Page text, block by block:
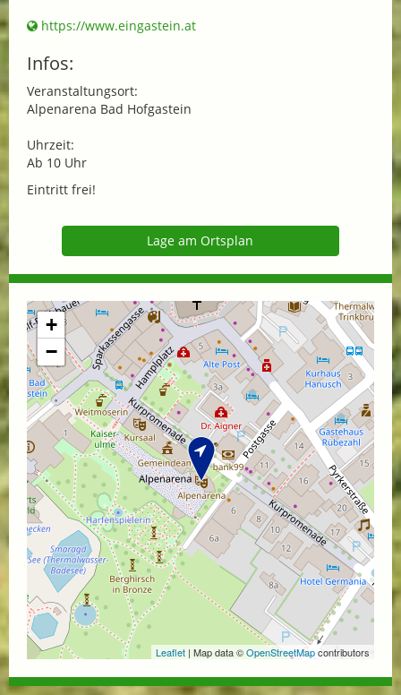
https://www.eingastein.at
Infos:
Veranstaltungsort:
Alpenarena Bad Hofgastein
Uhrzeit:
Ab 10 Uhr
Eintritt frei!
Lage am Ortsplan
+
−
Leaflet | Map data ©OpenStreetMapcontributors